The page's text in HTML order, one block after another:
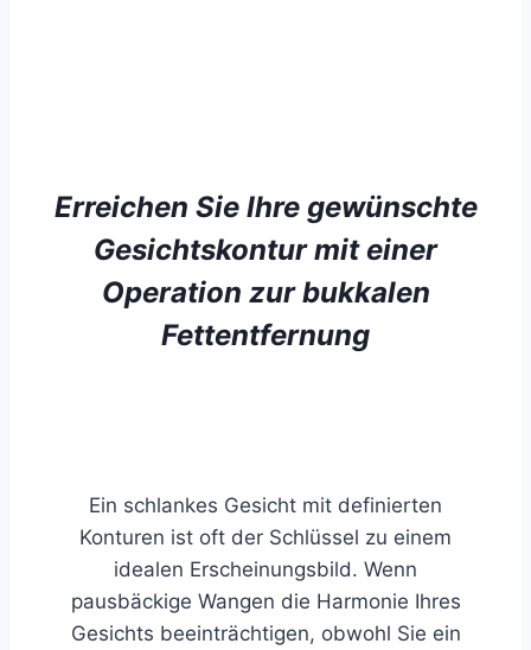
Erreichen Sie Ihre gewünschte
Gesichtskontur mit einer
Operation zur bukkalen
Fettentfernung
Ein schlankes Gesicht mit definierten
Konturen ist oft der Schlüssel zu einem
idealen Erscheinungsbild. Wenn
pausbäckige Wangen die Harmonie Ihres
Gesichts beeinträchtigen, obwohl Sie ein